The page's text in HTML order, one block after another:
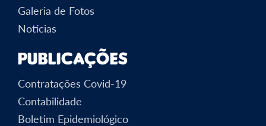
Galeria de Fotos
Notícias
Publicações
Contratações Covid-19
Contabilidade
Boletim Epidemiológico